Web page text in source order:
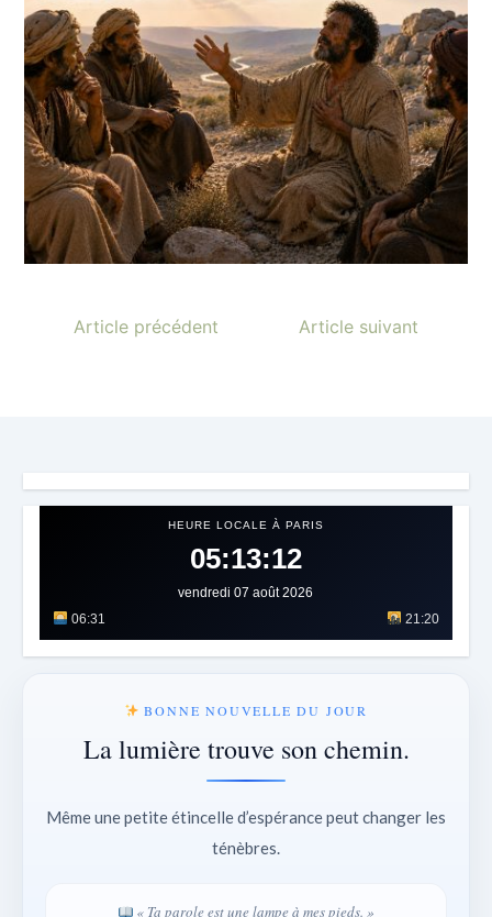
Article précédent Article suivant
HEURE LOCALE À PARIS
05:13:16
vendredi 07 août 2026
06:31
21:20
BONNE NOUVELLE DU JOUR
La lumière trouve son chemin.
Même une petite étincelle d’espérance peut changer les
ténèbres.
« Ta parole est une lampe à mes pieds. »